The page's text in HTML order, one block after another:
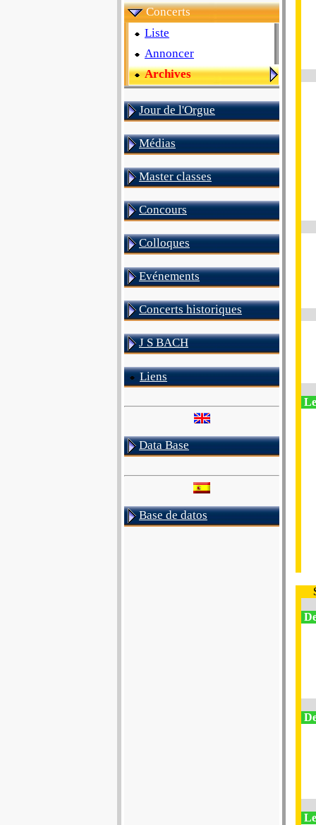
Concerts
Liste
Annoncer
Archives
Jour de l'Orgue
Médias
Master classes
Concours
Colloques
Evénements
Concerts historiques
J S BACH
Liens
Data Base
Base de datos